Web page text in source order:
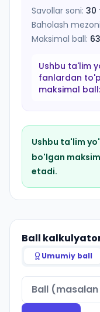
Savollar soni: 30
Baholash
Maksimal ball: 63
Ushbu ta'lim
fanlardan
maksimal ball:
Ushbu ta'lim
bo'lgan
etadi.
Ball
Umumiy ball